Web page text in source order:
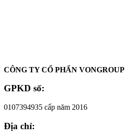
CÔNG TY CỔ PHẨN VONGROUP
GPKD số:
0107394935 cấp năm 2016
Địa chỉ: